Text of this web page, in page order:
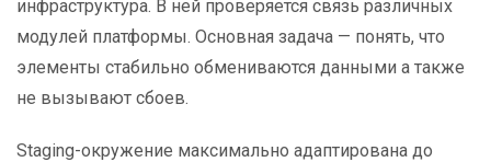
инфраструктура. В ней проверяется связь различных
модулей платформы. Основная задача — понять, что
элементы стабильно обмениваются данными а также
не вызывают сбоев.
Staging-окружение максимально адаптирована до